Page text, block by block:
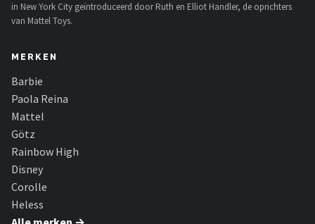
in New York City geïntroduceerd door Ruth en Elliot Handler, de oprichters
van Mattel Toys.
MERKEN
Barbie
Paola Reina
Mattel
Götz
Rainbow High
Disney
Corolle
Heless